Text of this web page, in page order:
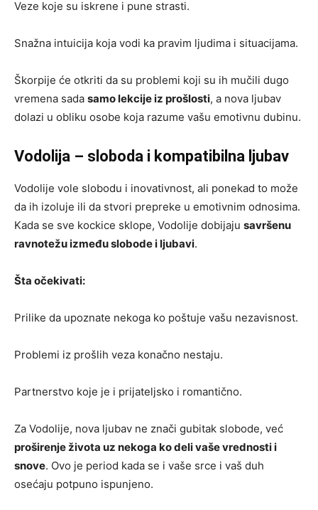
Veze koje su iskrene i pune strasti.
Snažna intuicija koja vodi ka pravim ljudima i situacijama.
Škorpije će otkriti da su problemi koji su ih mučili dugo
vremena sada samo lekcije iz prošlosti, a nova ljubav
dolazi u obliku osobe koja razume vašu emotivnu dubinu.
Vodolija – sloboda i kompatibilna ljubav
Vodolije vole slobodu i inovativnost, ali ponekad to može
da ih izoluje ili da stvori prepreke u emotivnim odnosima.
Kada se sve kockice sklope, Vodolije dobijaju savršenu
ravnotežu između slobode i ljubavi.
Šta očekivati:
Prilike da upoznate nekoga ko poštuje vašu nezavisnost.
Problemi iz prošlih veza konačno nestaju.
Partnerstvo koje je i prijateljsko i romantično.
Za Vodolije, nova ljubav ne znači gubitak slobode, već
proširenje života uz nekoga ko deli vaše vrednosti i
snove. Ovo je period kada se i vaše srce i vaš duh
osećaju potpuno ispunjeno.